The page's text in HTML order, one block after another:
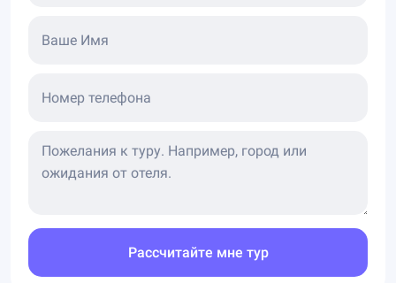
Ваше Имя
Номер телефона
Рассчитайте мне тур